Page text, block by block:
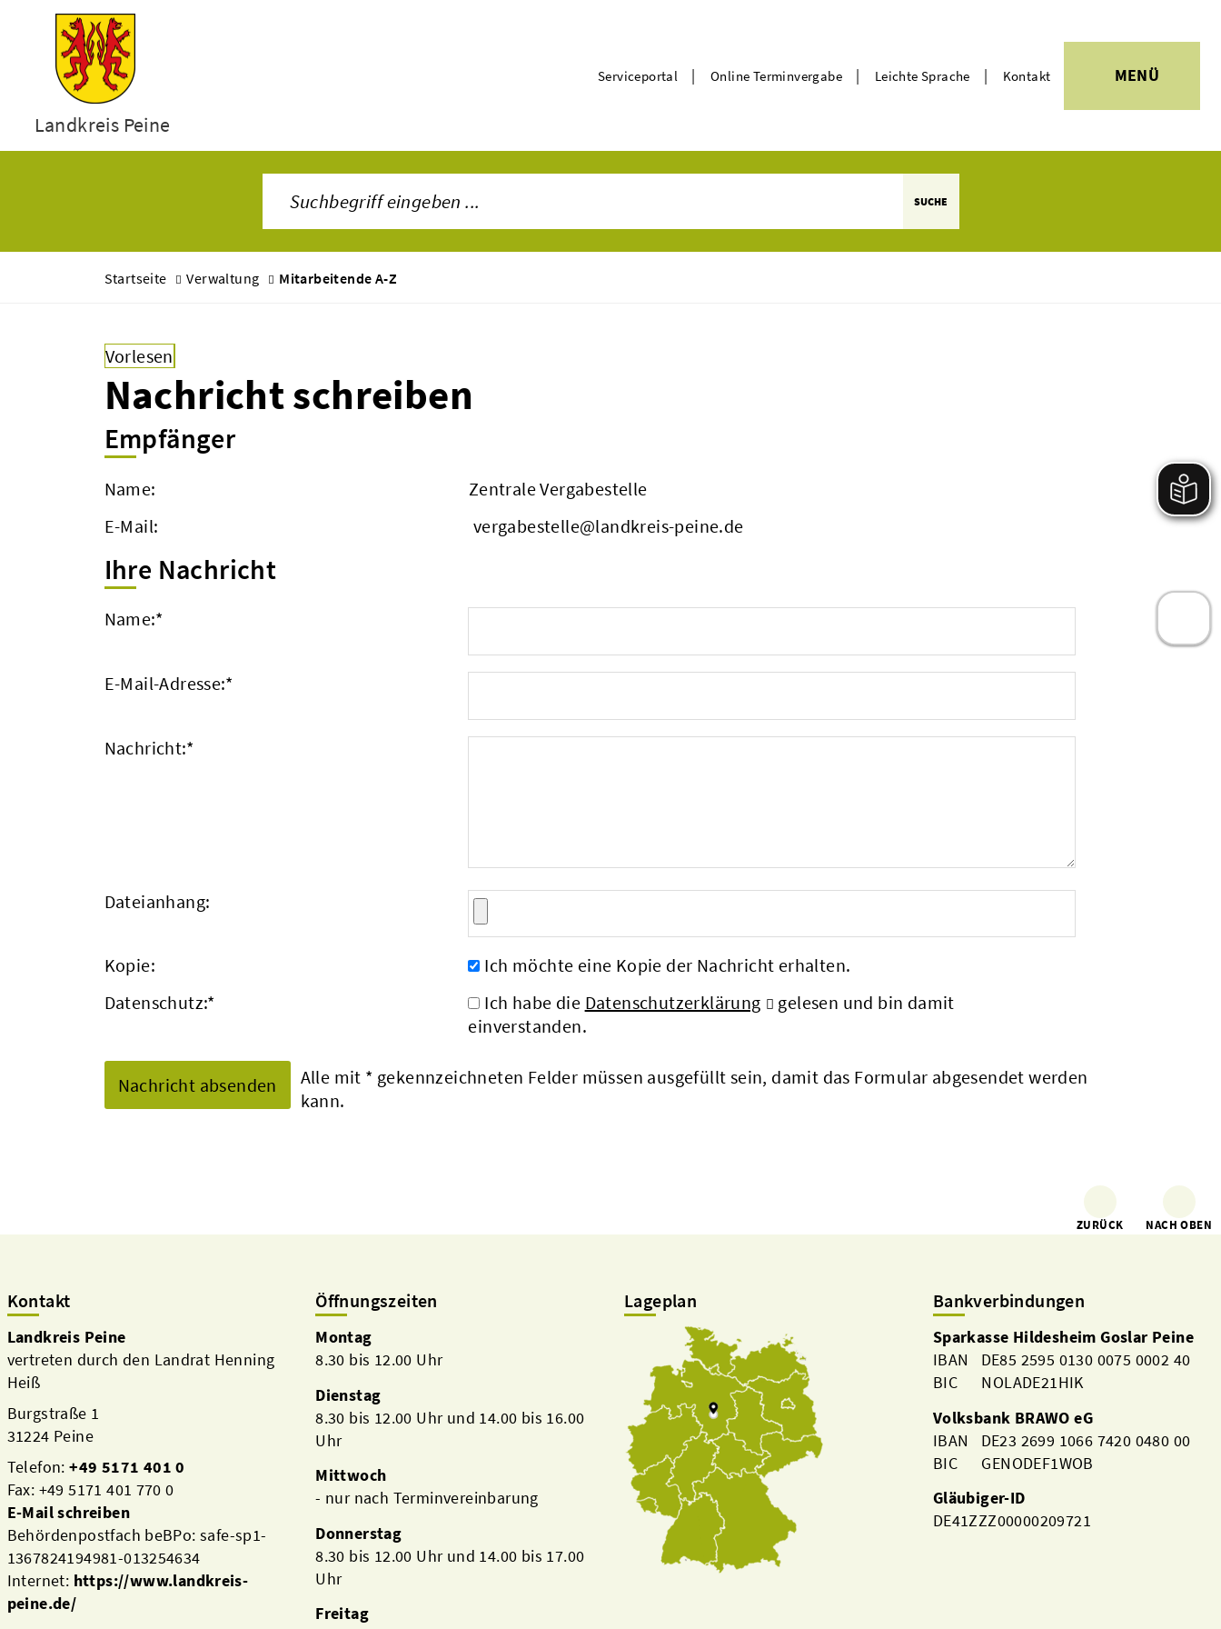
Landkreis Peine
Serviceportal | Online Terminvergabe | Leichte Sprache | Kontakt MENÜ
SUCHE
Startseite Verwaltung Mitarbeitende A-Z
Vorlesen
Nachricht schreiben
Empfänger
Name:
Zentrale Vergabestelle
E-Mail:
vergabestelle@landkreis-peine.de
Ihre Nachricht
Name:*
E-Mail-Adresse:*
Nachricht:*
Dateianhang:
Kopie:
Ich möchte eine Kopie der Nachricht erhalten.
Datenschutz:* Ich habe die Datenschutzerklärung
gelesen und bin damit
einverstanden.
Alle mit * gekennzeichneten Felder müssen ausgefüllt sein, damit das Formular abgesendet werden
kann.
ZURÜCK NACH OBEN
Kontakt
Landkreis Peine
vertreten durch den Landrat Henning
Heiß
Burgstraße 1
31224 Peine
Telefon:+49 5171 401 0
Fax: +49 5171 401 770 0
E-Mail schreiben
Behördenpostfach beBPo: safe-sp1-
1367824194981-013254634
Internet: https://www.landkreis-
peine.de/
Öffnungszeiten
Montag
8.30 bis 12.00 Uhr
Dienstag
8.30 bis 12.00 Uhr und 14.00 bis 16.00
Uhr
Mittwoch
- nur nach Terminvereinbarung
Donnerstag
8.30 bis 12.00 Uhr und 14.00 bis 17.00
Uhr
Freitag
Lageplan Bankverbindungen
Sparkasse Hildesheim Goslar Peine
IBAN DE85 2595 0130 0075 0002 40
BIC NOLADE21HIK
Volksbank BRAWO eG
IBAN DE23 2699 1066 7420 0480 00
BIC GENODEF1WOB
Gläubiger-ID
DE41ZZZ00000209721